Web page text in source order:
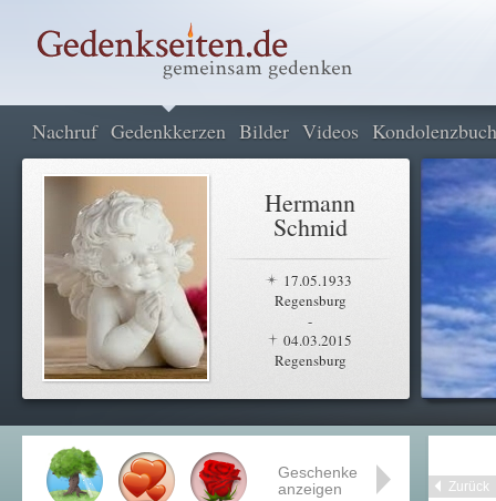
Nachruf Gedenkkerzen Bilder Videos Kondolenzbuch
Hermann
Schmid
17.05.1933
Regensburg
-
04.03.2015
Regensburg
Zurück
Geschenke
anzeigen